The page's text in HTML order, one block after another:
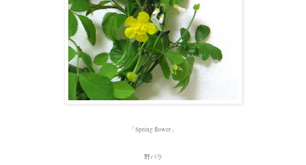
「Spring flower」
野バラ